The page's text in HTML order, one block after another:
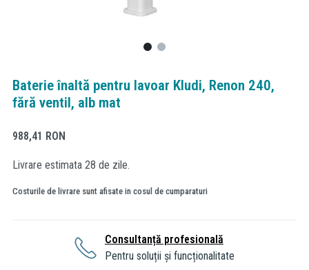
Baterie înaltă pentru lavoar Kludi, Renon 240,
fără ventil, alb mat
988,41 RON
Livrare estimata 28 de zile.
Costurile de livrare sunt afisate in cosul de cumparaturi
Consultanță profesională
Pentru soluții și funcționalitate